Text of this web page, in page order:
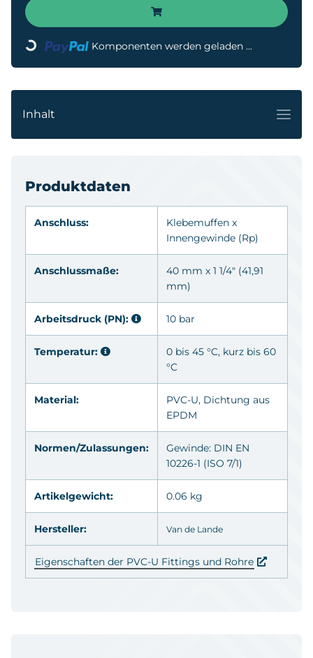
Komponenten werden geladen ...
Inhalt
Produktdaten
Anschluss: Klebemuffen x
Innengewinde (Rp)
Anschlussmaße:
40 mm x 1 1/4" (41,91
mm)
Arbeitsdruck (PN): 10 bar
Temperatur:
0 bis 45 °C, kurz bis 60
°C
Material: PVC-U, Dichtung aus
EPDM
Normen/Zulassungen:
Gewinde: DIN EN
10226-1 (ISO 7/1)
Artikelgewicht: 0.06 kg
Hersteller: Van de Lande
Eigenschaften der PVC-U Fittings und Rohre